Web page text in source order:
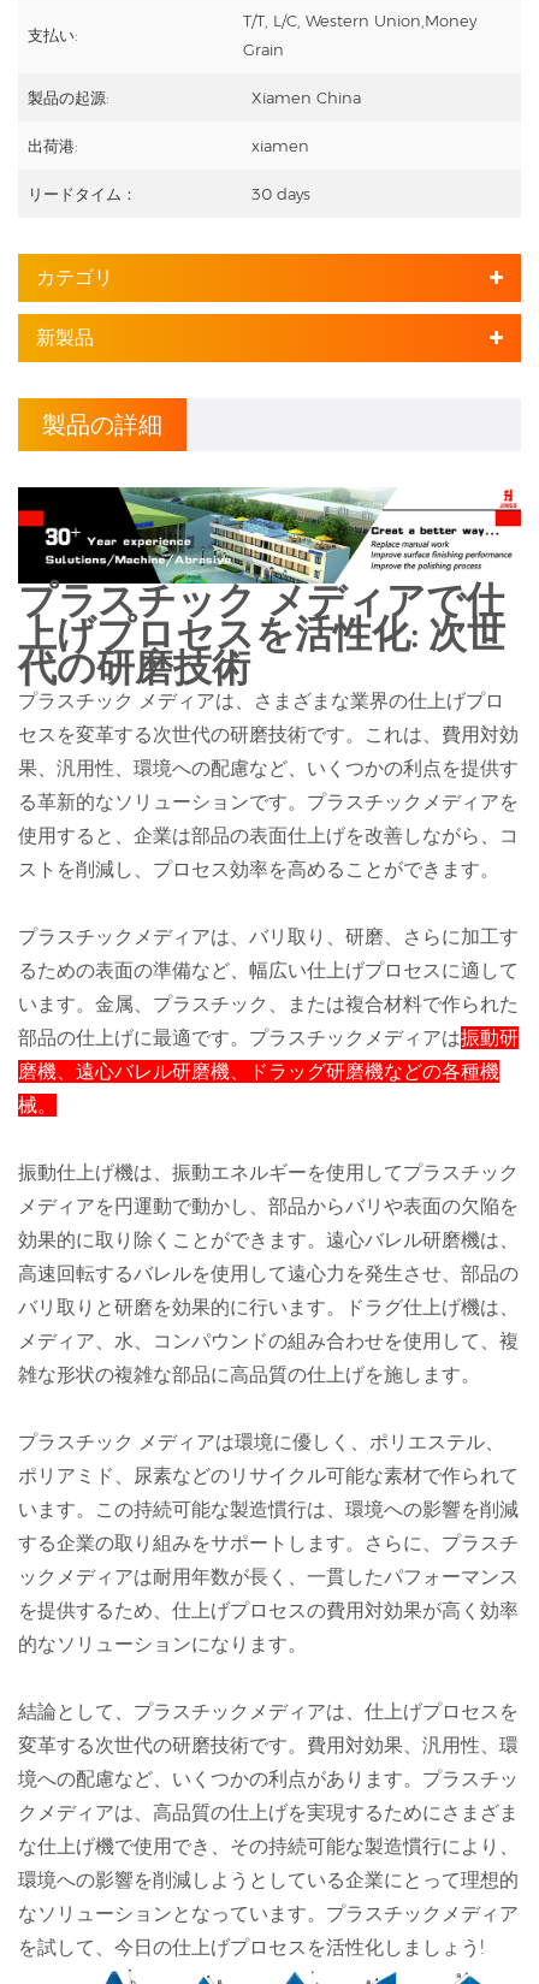
支払い:
T/T, L/C, Western Union,Money
Grain
製品の起源: Xiamen China
出荷港: xiamen
リードタイム： 30 days
カテゴリ
新製品
製品の詳細
プラスチック メディアで仕
上げプロセスを活性化: 次世
代の研磨技術
プラスチック メディアは、さまざまな業界の仕上げプロ
セスを変革する次世代の研磨技術です。これは、費用対効
果、汎用性、環境への配慮など、いくつかの利点を提供す
る革新的なソリューションです。プラスチックメディアを
使用すると、企業は部品の表面仕上げを改善しながら、コ
ストを削減し、プロセス効率を高めることができます。
プラスチックメディアは、バリ取り、研磨、さらに加工す
るための表面の準備など、幅広い仕上げプロセスに適して
います。金属、プラスチック、または複合材料で作られた
部品の仕上げに最適です。プラスチックメディアは振動研
磨機、遠心バレル研磨機、ドラッグ研磨機などの各種機
械。
振動仕上げ機は、振動エネルギーを使用してプラスチック
メディアを円運動で動かし、部品からバリや表面の欠陥を
効果的に取り除くことができます。遠心バレル研磨機は、
高速回転するバレルを使用して遠心力を発生させ、部品の
バリ取りと研磨を効果的に行います。ドラグ仕上げ機は、
メディア、水、コンパウンドの組み合わせを使用して、複
雑な形状の複雑な部品に高品質の仕上げを施します。
プラスチック メディアは環境に優しく、ポリエステル、
ポリアミド、尿素などのリサイクル可能な素材で作られて
います。この持続可能な製造慣行は、環境への影響を削減
する企業の取り組みをサポートします。さらに、プラスチ
ックメディアは耐用年数が長く、一貫したパフォーマンス
を提供するため、仕上げプロセスの費用対効果が高く効率
的なソリューションになります。
結論として、プラスチックメディアは、仕上げプロセスを
変革する次世代の研磨技術です。費用対効果、汎用性、環
境への配慮など、いくつかの利点があります。プラスチッ
クメディアは、高品質の仕上げを実現するためにさまざま
な仕上げ機で使用でき、その持続可能な製造慣行により、
環境への影響を削減しようとしている企業にとって理想的
なソリューションとなっています。プラスチックメディア
を試して、今日の仕上げプロセスを活性化しましょう!